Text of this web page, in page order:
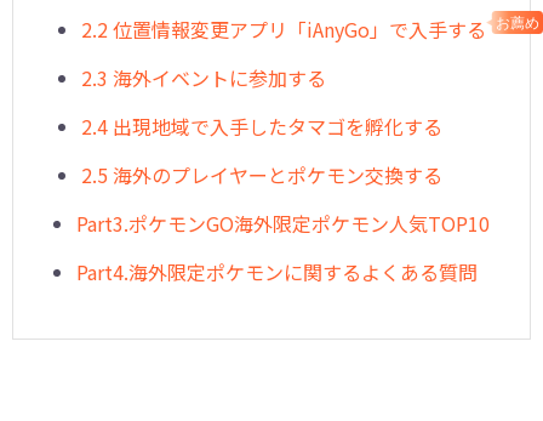
2.2 位置情報変更アプリ「iAnyGo」で入手する
お薦め
2.3 海外イベントに参加する
2.4 出現地域で入手したタマゴを孵化する
2.5 海外のプレイヤーとポケモン交換する
Part3.ポケモンGO海外限定ポケモン人気TOP10
Part4.海外限定ポケモンに関するよくある質問